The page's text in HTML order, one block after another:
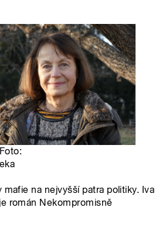
mafie na nejvyšší patra politiky. Iva
román Nekompromisně